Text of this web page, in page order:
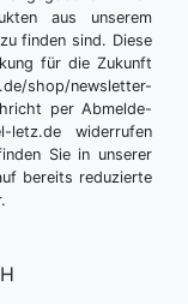
aus unserem
finden sind. Diese
für die Zukunft
newsletter-
per Abmelde-
widerrufen
Sie in unserer
bereits reduzierte